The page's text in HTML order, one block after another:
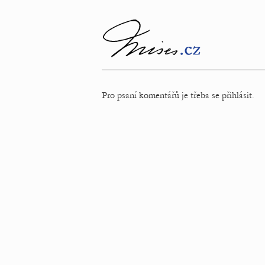
Pro psaní komentářů je třeba se přihlásit.